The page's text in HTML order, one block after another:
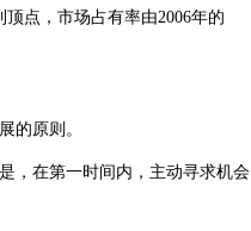
点，市场占有率由2006年的
的原则。
，在第一时间内，主动寻求机会